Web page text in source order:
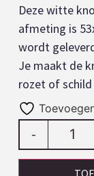
Deze witte
afmeting is
wordt
Je maakt de
rozet of
-